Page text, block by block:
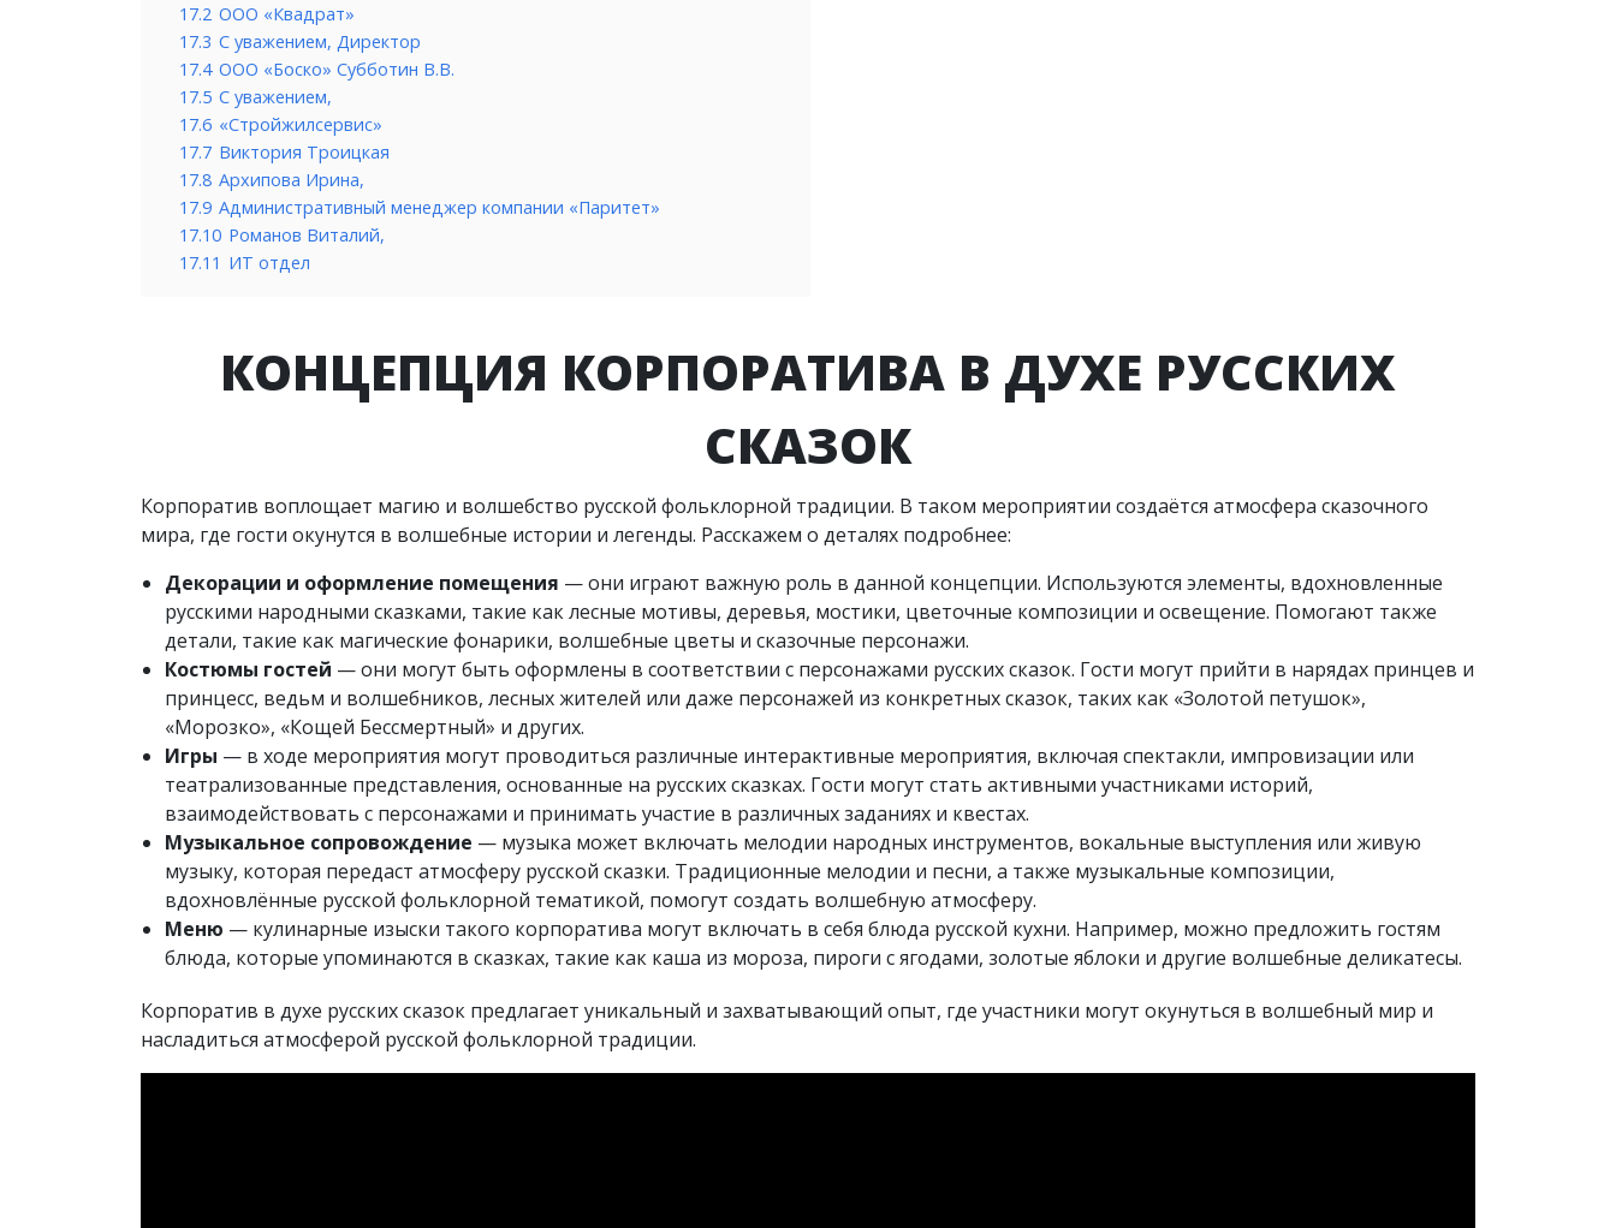
17.2 ООО «Квадрат»
17.3 С уважением, Директор
17.4 ООО «Боско» Субботин В.В.
17.5 С уважением,
17.6 «Стройжилсервис»
17.7 Виктория Троицкая
17.8 Архипова Ирина,
17.9 Административный менеджер компании «Паритет»
17.10 Романов Виталий,
17.11 ИТ отдел
КОНЦЕПЦИЯ КОРПОРАТИВА В ДУХЕ РУССКИХ
СКАЗОК
Корпоратив воплощает магию и волшебство русской фольклорной традиции. В таком мероприятии создаётся атмосфера сказочного
мира, где гости окунутся в волшебные истории и легенды. Расскажем о деталях подробнее:
Декорации и оформление помещения — они играют важную роль в данной концепции. Используются элементы, вдохновленные
русскими народными сказками, такие как лесные мотивы, деревья, мостики, цветочные композиции и освещение. Помогают также
детали, такие как магические фонарики, волшебные цветы и сказочные персонажи.
Костюмы гостей — они могут быть оформлены в соответствии с персонажами русских сказок. Гости могут прийти в нарядах принцев и
принцесс, ведьм и волшебников, лесных жителей или даже персонажей из конкретных сказок, таких как «Золотой петушок»,
«Морозко», «Кощей Бессмертный» и других.
Игры — в ходе мероприятия могут проводиться различные интерактивные мероприятия, включая спектакли, импровизации или
театрализованные представления, основанные на русских сказках. Гости могут стать активными участниками историй,
взаимодействовать с персонажами и принимать участие в различных заданиях и квестах.
Музыкальное сопровождение — музыка может включать мелодии народных инструментов, вокальные выступления или живую
музыку, которая передаст атмосферу русской сказки. Традиционные мелодии и песни, а также музыкальные композиции,
вдохновлённые русской фольклорной тематикой, помогут создать волшебную атмосферу.
Меню — кулинарные изыски такого корпоратива могут включать в себя блюда русской кухни. Например, можно предложить гостям
блюда, которые упоминаются в сказках, такие как каша из мороза, пироги с ягодами, золотые яблоки и другие волшебные деликатесы.
Корпоратив в духе русских сказок предлагает уникальный и захватывающий опыт, где участники могут окунуться в волшебный мир и
насладиться атмосферой русской фольклорной традиции.